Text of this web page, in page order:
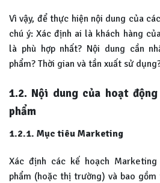
Vì vậy, để thực hiện nội dung của
chú ý: Xác định ai là khách hàng
là phù hợp nhất? Nội dung cần
phẩm? Thời gian và tần xuất sử
1.2. Nội dung của hoạt
phẩm
1.2.1. Mục tiêu Marketing
Xác định các kế hoạch
phẩm (hoặc thị trường) và bao